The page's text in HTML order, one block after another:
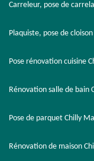
Carreleur, pose de
Plaquiste, pose de
Pose rénovation cuisine
Rénovation salle de bain
Pose de parquet Chilly
Rénovation de maison